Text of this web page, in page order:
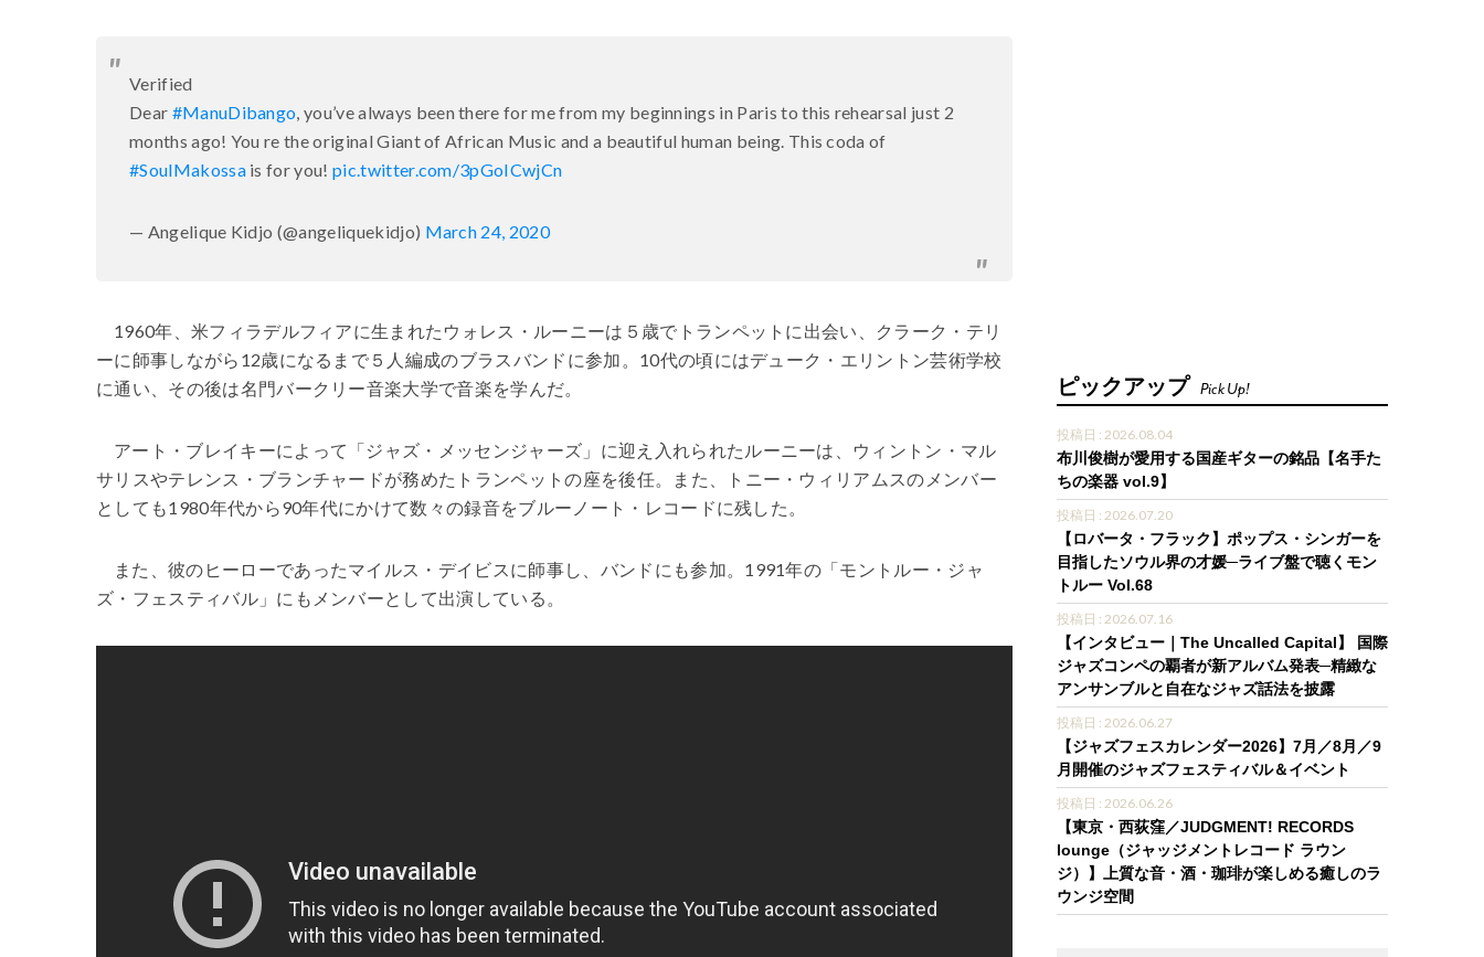
Verified
Dear #ManuDibango, you’ve always been there for me from my beginnings in Paris to this rehearsal just 2
months ago! You re the original Giant of African Music and a beautiful human being. This coda of
#SoulMakossais for you!pic.twitter.com/3pGoICwjCn
— Angelique Kidjo (@angeliquekidjo) March 24, 2020
1960年、米フィラデルフィアに生まれたウォレス・ルーニーは５歳でトランペットに出会い、クラーク・テリ
ーに師事しながら12歳になるまで５人編成のブラスバンドに参加。10代の頃にはデューク・エリントン芸術学校
に通い、その後は名門バークリー音楽大学で音楽を学んだ。
アート・ブレイキーによって「ジャズ・メッセンジャーズ」に迎え入れられたルーニーは、ウィントン・マル
サリスやテレンス・ブランチャードが務めたトランペットの座を後任。また、トニー・ウィリアムスのメンバー
としても1980年代から90年代にかけて数々の録音をブルーノート・レコードに残した。
また、彼のヒーローであったマイルス・デイビスに師事し、バンドにも参加。1991年の「モントルー・ジャ
ズ・フェスティバル」にもメンバーとして出演している。
ピックアップ Pick Up!
投稿日 : 2026.08.04
布川俊樹が愛用する国産ギターの銘品【名手た
ちの楽器 vol.9】
投稿日 : 2026.07.20
【ロバータ・フラック】ポップス・シンガーを
目指したソウル界の才媛─ライブ盤で聴くモン
トルー Vol.68
投稿日 : 2026.07.16
【インタビュー｜The Uncalled Capital】 国際
ジャズコンペの覇者が新アルバム発表─精緻な
アンサンブルと自在なジャズ話法を披露
投稿日 : 2026.06.27
【ジャズフェスカレンダー2026】7月／8月／9
月開催のジャズフェスティバル＆イベント
投稿日 : 2026.06.26
【東京・西荻窪／JUDGMENT! RECORDS
lounge（ジャッジメントレコード ラウン
ジ）】上質な音・酒・珈琲が楽しめる癒しのラ
ウンジ空間